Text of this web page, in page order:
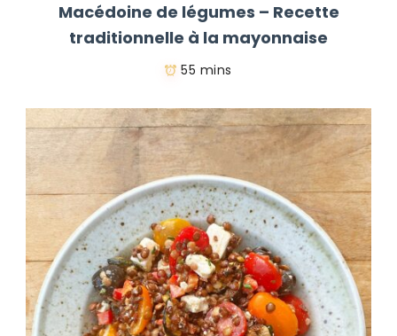
Macédoine de légumes – Recette
traditionnelle à la mayonnaise
55 mins